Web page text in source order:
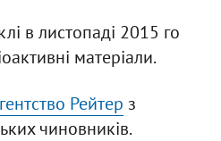
в листопаді 2015 го
матеріали.
Рейтер з
чиновників.